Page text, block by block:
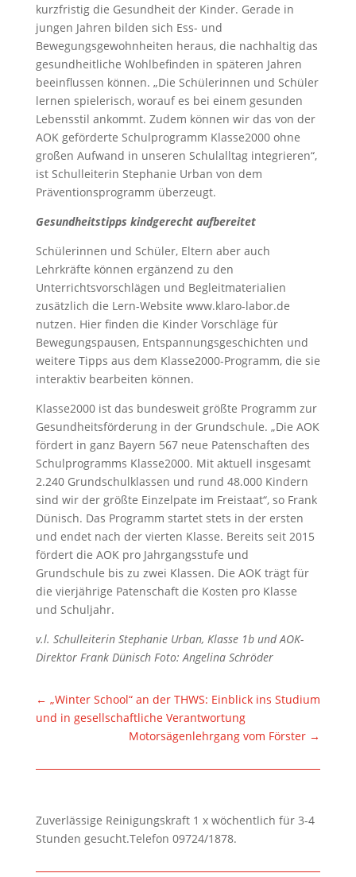
kurzfristig die Gesundheit der Kinder. Gerade in
jungen Jahren bilden sich Ess- und
Bewegungsgewohnheiten heraus, die nachhaltig das
gesundheitliche Wohlbefinden in späteren Jahren
beeinflussen können. „Die Schülerinnen und Schüler
lernen spielerisch, worauf es bei einem gesunden
Lebensstil ankommt. Zudem können wir das von der
AOK geförderte Schulprogramm Klasse2000 ohne
großen Aufwand in unseren Schulalltag integrieren“,
ist Schulleiterin Stephanie Urban von dem
Präventionsprogramm überzeugt.
Gesundheitstipps kindgerecht aufbereitet
Schülerinnen und Schüler, Eltern aber auch
Lehrkräfte können ergänzend zu den
Unterrichtsvorschlägen und Begleitmaterialien
zusätzlich die Lern-Website www.klaro-labor.de
nutzen. Hier finden die Kinder Vorschläge für
Bewegungspausen, Entspannungsgeschichten und
weitere Tipps aus dem Klasse2000-Programm, die sie
interaktiv bearbeiten können.
Klasse2000 ist das bundesweit größte Programm zur
Gesundheitsförderung in der Grundschule. „Die AOK
fördert in ganz Bayern 567 neue Patenschaften des
Schulprogramms Klasse2000. Mit aktuell insgesamt
2.240 Grundschulklassen und rund 48.000 Kindern
sind wir der größte Einzelpate im Freistaat“, so Frank
Dünisch. Das Programm startet stets in der ersten
und endet nach der vierten Klasse. Bereits seit 2015
fördert die AOK pro Jahrgangsstufe und
Grundschule bis zu zwei Klassen. Die AOK trägt für
die vierjährige Patenschaft die Kosten pro Klasse
und Schuljahr.
v.l. Schulleiterin Stephanie Urban, Klasse 1b und AOK-
Direktor Frank Dünisch Foto: Angelina Schröder
← „Winter School“ an der THWS: Einblick ins Studium
und in gesellschaftliche Verantwortung
Motorsägenlehrgang vom Förster →
Zuverlässige Reinigungskraft 1 x wöchentlich für 3-4
Stunden gesucht.Telefon 09724/1878.